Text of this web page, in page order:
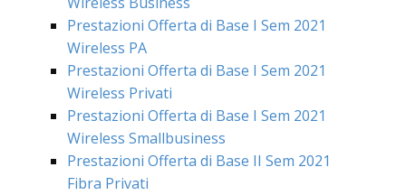
Prestazioni Offerta di Base I Sem 2021
Wireless PA
Prestazioni Offerta di Base I Sem 2021
Wireless Privati
Prestazioni Offerta di Base I Sem 2021
Wireless Smallbusiness
Prestazioni Offerta di Base II Sem 2021
Fibra Privati